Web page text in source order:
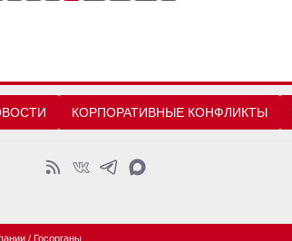
КОРПОРАТИВНЫЕ КОНФЛИКТЫ
/ Госорганы